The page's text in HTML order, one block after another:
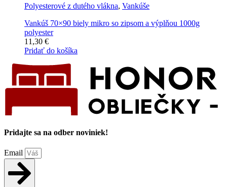
Polyesterové z dutého vlákna, Vankúše
Vankúš 70×90 biely mikro so zipsom a výplňou 1000g
polyester
11,30 €
Pridať do košíka
Pridajte sa na odber noviniek!
Email